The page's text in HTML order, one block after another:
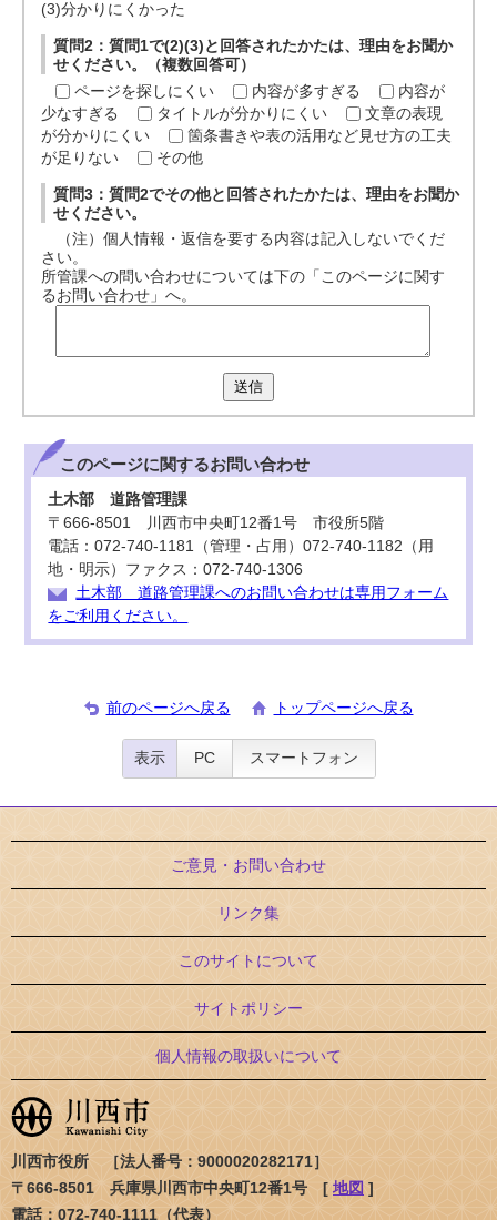
(3)分かりにくかった
質問2：質問1で(2)(3)と回答されたかたは、理由をお聞か
せください。（複数回答可）
ページを探しにくい
内容が多すぎる
内容が
少なすぎる
タイトルが分かりにくい
文章の表現
が分かりにくい
箇条書きや表の活用など見せ方の工夫
が足りない
その他
質問3：質問2でその他と回答されたかたは、理由をお聞か
せください。
（注）個人情報・返信を要する内容は記入しないでくだ
さい。
所管課への問い合わせについては下の「このページに関す
るお問い合わせ」へ。
送信
このページに関するお問い合わせ
土木部 道路管理課
〒666-8501 川西市中央町12番1号 市役所5階
電話：072-740-1181（管理・占用）072-740-1182（用
地・明示）ファクス：072-740-1306
土木部 道路管理課へのお問い合わせは専用フォーム
をご利用ください。
前のページへ戻る トップページへ戻る
表示 PC スマートフォン
ご意見・お問い合わせ
リンク集
このサイトについて
サイトポリシー
個人情報の取扱いについて
川西市役所 ［法人番号：9000020282171］
〒666-8501 兵庫県川西市中央町12番1号 [ 地図 ]
電話：072-740-1111（代表）